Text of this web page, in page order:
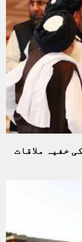
خفیہ ملاقات